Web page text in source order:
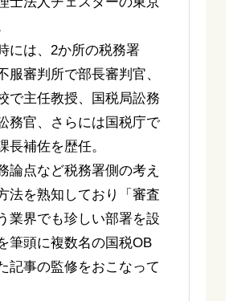
には、2か所の税務署
服審判所で部長審判官、
で主任教授、国税局訟務
務官、さらには国税庁で
長補佐を歴任。
論点など税務署側の考え
法を熟知しており「審査
業界でも珍しい部署を設
筆頭に複数名の国税OB
記事の監修をおこなって